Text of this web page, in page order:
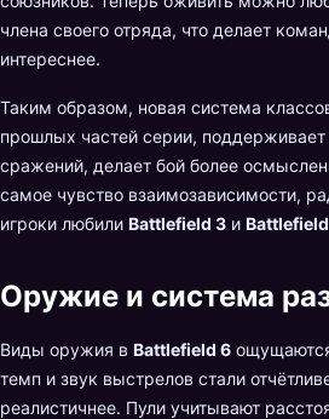
члена своего отряда, что делает
интереснее.
Таким образом, новая система
прошлых частей серии,
сражений, делает бой более
самое чувство взаимозависимости,
игроки любили Battlefield 3 и
Оружие и система
Виды оружия в Battlefield 6
темп и звук выстрелов стали
реалистичнее. Пули учитывают